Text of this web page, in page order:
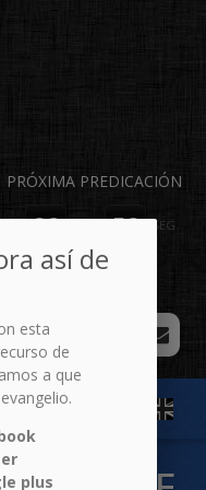
PRÓXIMA PREDICACIÓN
22 52 SEG
así de
esta
de
a que
plus